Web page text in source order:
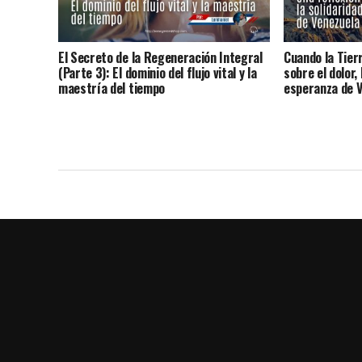
El Secreto de la Regeneración Integral
(Parte 3): El dominio del flujo vital y la
maestría del tiempo
Cuando la
sobre el
esperanza de